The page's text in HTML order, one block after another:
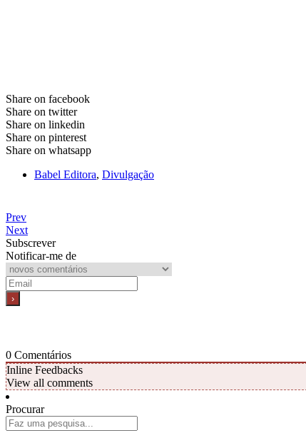
Share on facebook
Share on twitter
Share on linkedin
Share on pinterest
Share on whatsapp
Babel Editora, Divulgação
Prev
Next
Subscrever
Notificar-me de
0 Comentários
Inline Feedbacks
View all comments
Procurar